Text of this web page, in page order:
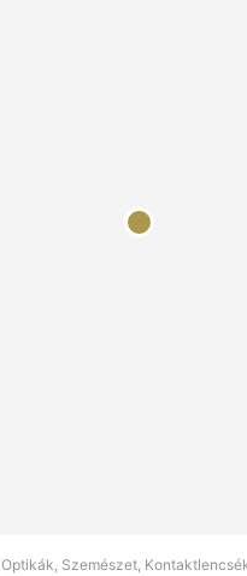
Optikák, Szemészet,